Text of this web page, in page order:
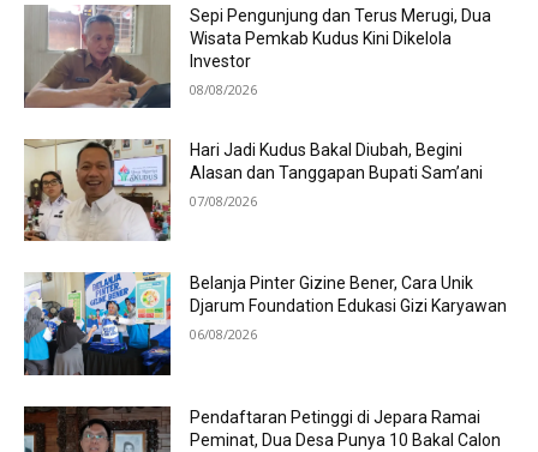
Sepi Pengunjung dan Terus Merugi, Dua
Wisata Pemkab Kudus Kini Dikelola
Investor
08/08/2026
Hari Jadi Kudus Bakal Diubah, Begini
Alasan dan Tanggapan Bupati Sam’ani
07/08/2026
Belanja Pinter Gizine Bener, Cara Unik
Djarum Foundation Edukasi Gizi Karyawan
06/08/2026
Pendaftaran Petinggi di Jepara Ramai
Peminat, Dua Desa Punya 10 Bakal Calon